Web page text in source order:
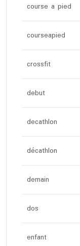
course a pied
courseapied
crossfit
debut
decathlon
décathlon
demain
dos
enfant